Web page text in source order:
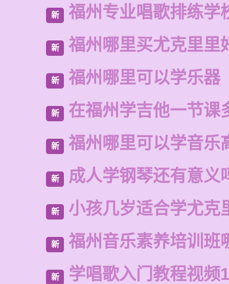
新 福州专业唱歌排练学
新 福州哪里买尤克里里
新 福州哪里可以学乐器
新 在福州学吉他一节课
新 福州哪里可以学音乐
新 成人学钢琴还有意义
新 小孩几岁适合学尤克
新 福州音乐素养培训班
新 学唱歌入门教程视频